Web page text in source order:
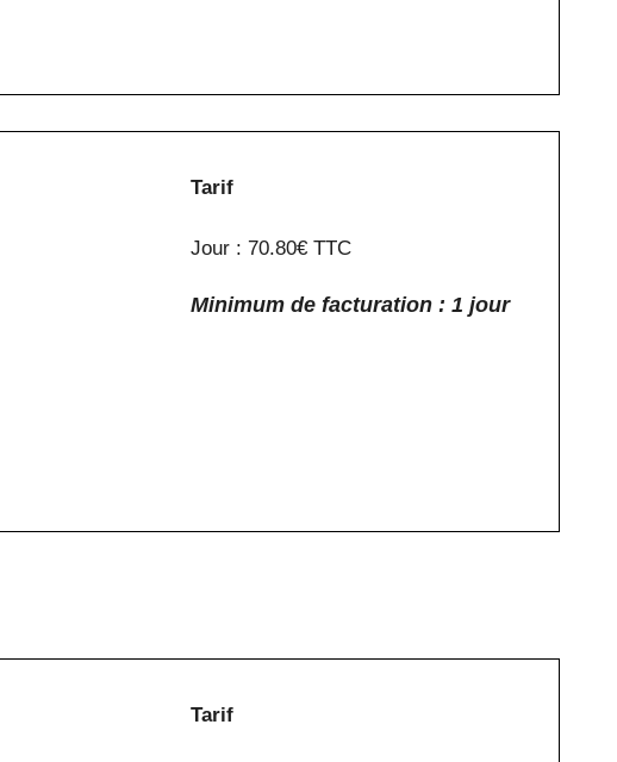
Tarif
Jour : 70.80€ TTC
Minimum de facturation : 1 jour
Tarif